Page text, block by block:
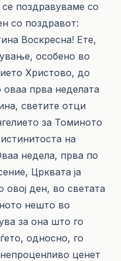
поздравуваме со
со поздравот:
Воскресна! Ете,
особено во
Христово, до
прва неделата
светите отци
за Томиното
на
недела, прва по
Црквата ја
овој ден, во светата
нешто во
за она што го
односно, го
ценет